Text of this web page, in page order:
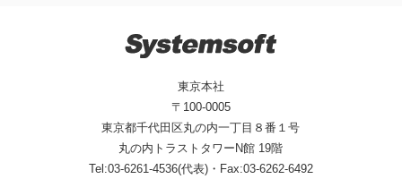
東京本社
〒100-0005
東京都千代田区丸の内一丁目８番１号
丸の内トラストタワーN館 19階
Tel:03-6261-4536(代表)・Fax:03-6262-6492